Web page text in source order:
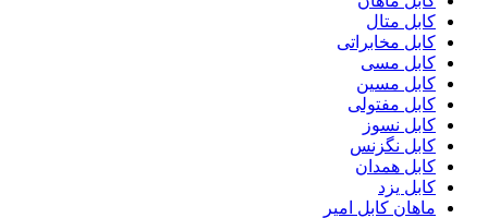
کابل متال
کابل مخابراتی
کابل مسی
کابل مسین
کابل مفتولی
کابل نسوز
کابل نگزنس
کابل همدان
کابل یزد
ماهان کابل امیر